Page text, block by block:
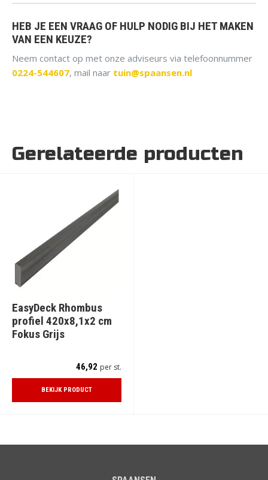
Eenvoudig te zagen en te boren.
HEB JE EEN VRAAG OF HULP NODIG BIJ HET MAKEN
VAN EEN KEUZE?
Neem contact op met onze adviseurs via telefoonnummer
0224-544607, mail naar tuin@spaansen.nl
Gerelateerde producten
EasyDeck Rhombus
profiel 420x8,1x2 cm
Fokus Grijs
46,92 per st.
BEKIJK PRODUCT